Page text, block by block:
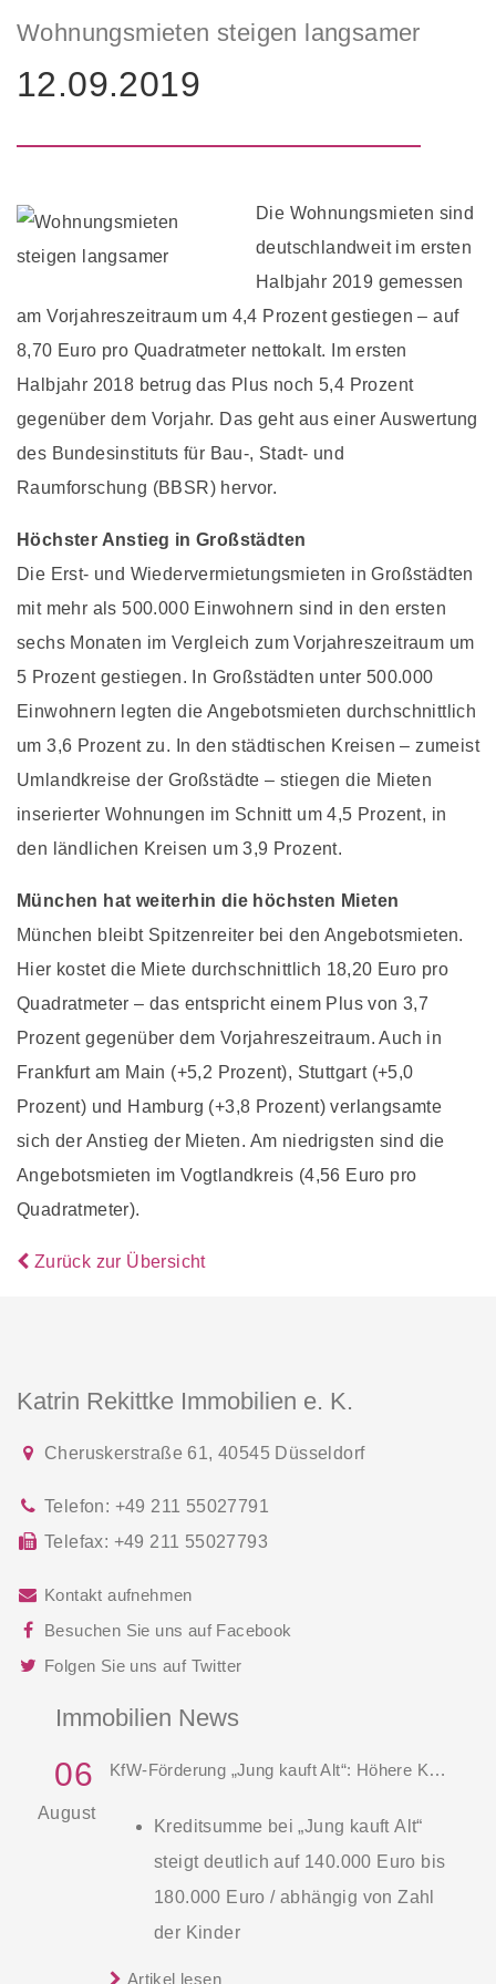
Wohnungsmieten steigen langsamer
12.09.2019
Die Wohnungsmieten sind
deutschlandweit im ersten
Halbjahr 2019 gemessen
am Vorjahreszeitraum um 4,4 Prozent gestiegen – auf
8,70 Euro pro Quadratmeter nettokalt. Im ersten
Halbjahr 2018 betrug das Plus noch 5,4 Prozent
gegenüber dem Vorjahr. Das geht aus einer Auswertung
des Bundesinstituts für Bau-, Stadt- und
Raumforschung (BBSR) hervor.
Höchster Anstieg in Großstädten
Die Erst- und Wiedervermietungsmieten in Großstädten
mit mehr als 500.000 Einwohnern sind in den ersten
sechs Monaten im Vergleich zum Vorjahreszeitraum um
5 Prozent gestiegen. In Großstädten unter 500.000
Einwohnern legten die Angebotsmieten durchschnittlich
um 3,6 Prozent zu. In den städtischen Kreisen – zumeist
Umlandkreise der Großstädte – stiegen die Mieten
inserierter Wohnungen im Schnitt um 4,5 Prozent, in
den ländlichen Kreisen um 3,9 Prozent.
München hat weiterhin die höchsten Mieten
München bleibt Spitzenreiter bei den Angebotsmieten.
Hier kostet die Miete durchschnittlich 18,20 Euro pro
Quadratmeter – das entspricht einem Plus von 3,7
Prozent gegenüber dem Vorjahreszeitraum. Auch in
Frankfurt am Main (+5,2 Prozent), Stuttgart (+5,0
Prozent) und Hamburg (+3,8 Prozent) verlangsamte
sich der Anstieg der Mieten. Am niedrigsten sind die
Angebotsmieten im Vogtlandkreis (4,56 Euro pro
Quadratmeter).
Zurück zur Übersicht
Katrin Rekittke Immobilien e. K.
Cheruskerstraße 61, 40545 Düsseldorf
Telefon: +49 211 55027791
Telefax: +49 211 55027793
Kontakt aufnehmen
Besuchen Sie uns auf Facebook
Folgen Sie uns auf Twitter
Immobilien News
06
August
KfW-Förderung „Jung kauft Alt“: Höhere Kredite ab August 2026
Kreditsumme bei „Jung kauft Alt“
steigt deutlich auf 140.000 Euro bis
180.000 Euro / abhängig von Zahl
der Kinder
Artikel lesen